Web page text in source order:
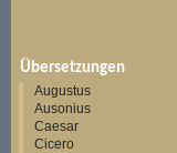
Übersetzungen
Augustus
Ausonius
Caesar
Cicero